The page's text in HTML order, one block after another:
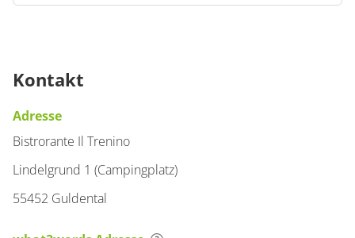
Kontakt
Adresse
Bistrorante Il Trenino
Lindelgrund 1 (Campingplatz)
55452 Guldental